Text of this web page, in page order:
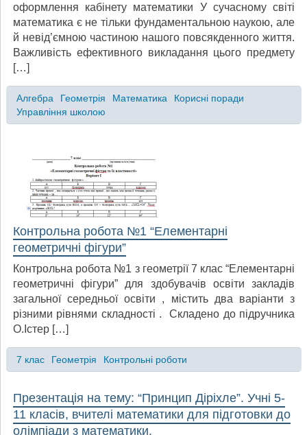
оформлення кабінету математики У сучасному світі
математика є не тільки фундаментальною наукою, але
й невід’ємною частиною нашого повсякденного життя.
Важливість ефективного викладання цього предмету
[…]
Алгебра Геометрія Математика
Корисні поради
Управління школою
Контрольна робота №1 “Елементарні
геометричні фігури”
Контрольна робота №1 з геометрії 7 клас “Елементарні
геометричні фігури” для здобувачів освіти закладів
загальної середньої освіти , містить два варіанти з
різними рівнями складності . Складено до підручника
О.Істер […]
7 клас Геометрія Контрольні роботи
Презентація на тему: “Принцип Діріхле”. Учні 5-
11 класів, вчителі математики для підготовки до
олімпіади з математики.